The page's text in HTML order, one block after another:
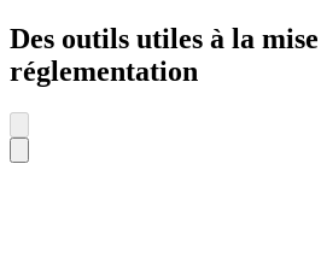
Des outils utiles à la
réglementation